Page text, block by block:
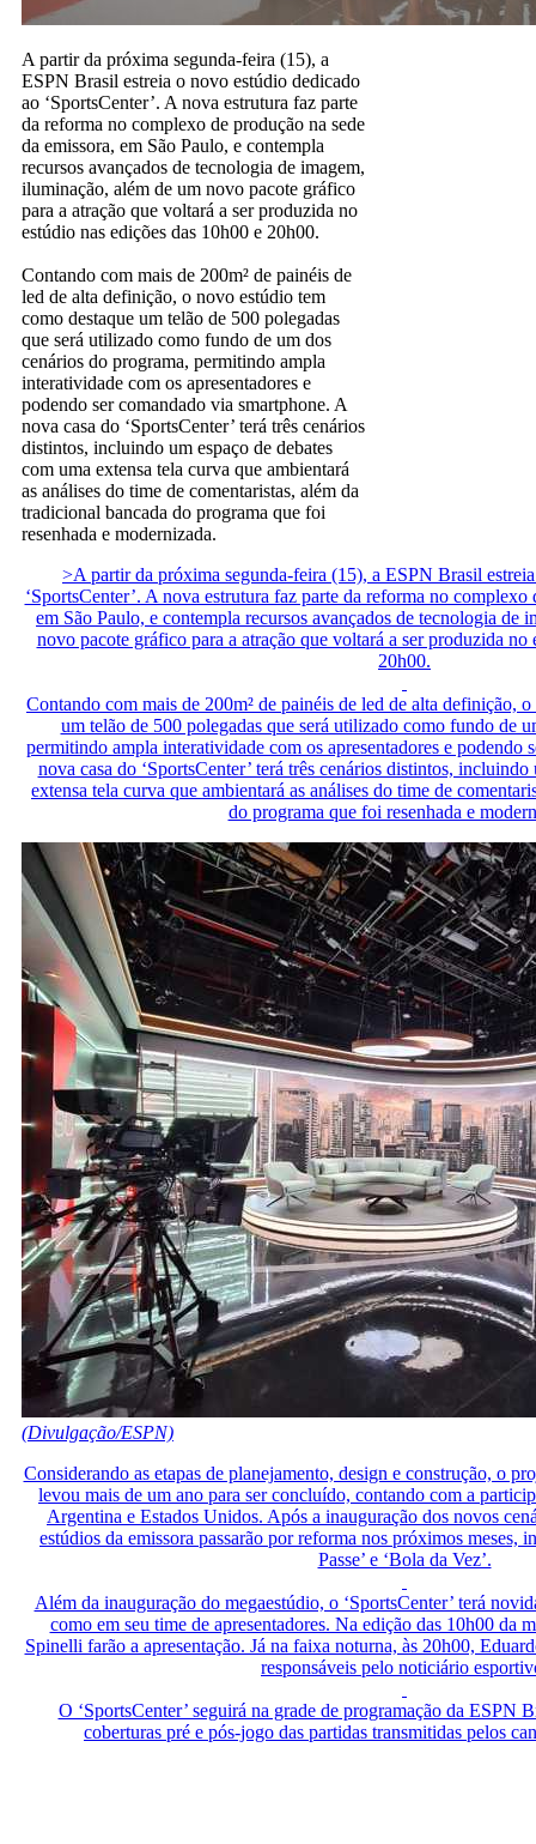
A partir da próxima segunda-feira (15), a
ESPN Brasil estreia o novo estúdio dedicado
ao ‘SportsCenter’. A nova estrutura faz parte
da reforma no complexo de produção na sede
da emissora, em São Paulo, e contempla
recursos avançados de tecnologia de imagem,
iluminação, além de um novo pacote gráfico
para a atração que voltará a ser produzida no
estúdio nas edições das 10h00 e 20h00.
Contando com mais de 200m² de painéis de
led de alta definição, o novo estúdio tem
como destaque um telão de 500 polegadas
que será utilizado como fundo de um dos
cenários do programa, permitindo ampla
interatividade com os apresentadores e
podendo ser comandado via smartphone. A
nova casa do ‘SportsCenter’ terá três cenários
distintos, incluindo um espaço de debates
com uma extensa tela curva que ambientará
as análises do time de comentaristas, além da
tradicional bancada do programa que foi
resenhada e modernizada.
>A partir da próxima segunda-feira (15), a ESPN Brasil
‘SportsCenter’. A nova estrutura faz parte da reforma no complexo
em São Paulo, e contempla recursos avançados de tecnologia de
novo pacote gráfico para a atração que voltará a ser produzida no
20h00.
Contando com mais de 200m² de painéis de led de alta definição,
um telão de 500 polegadas que será utilizado como fundo de
permitindo ampla interatividade com os apresentadores e podendo
nova casa do ‘SportsCenter’ terá três cenários distintos,
extensa tela curva que ambientará as análises do time de
do programa que foi resenhada e
(Divulgação/ESPN)
Considerando as etapas de planejamento, design e construção, o
levou mais de um ano para ser concluído, contando com a
Argentina e Estados Unidos. Após a inauguração dos novos
estúdios da emissora passarão por reforma nos próximos meses,
Passe’ e ‘Bola da Vez’.
Além da inauguração do megaestúdio, o ‘SportsCenter’ terá
como em seu time de apresentadores. Na edição das 10h00 da
Spinelli farão a apresentação. Já na faixa noturna, às 20h00,
responsáveis pelo noticiário
O ‘SportsCenter’ seguirá na grade de programação da ESPN
coberturas pré e pós-jogo das partidas transmitidas pelos